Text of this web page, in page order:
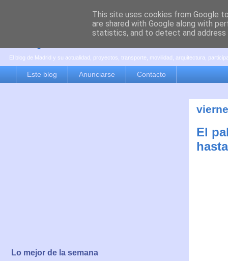
es por madrid
El blog de Madrid y su actualidad, proyectos, transporte, movilidad, arquitectura,
Este blog Anunciarse Contacto
El
Lo mejor de la semana
This site uses cookies from Google
are shared with Google along with
statistics, and to detect and address